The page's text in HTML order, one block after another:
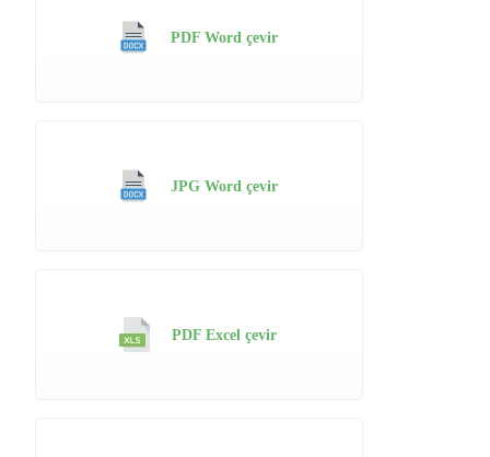
PDF Word çevir
JPG Word çevir
PDF Excel çevir